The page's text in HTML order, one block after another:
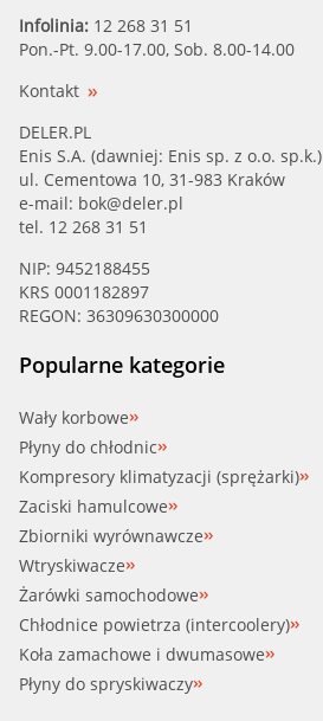
Infolinia: 12 268 31 51
Pon.-Pt. 9.00-17.00, Sob. 8.00-14.00
Kontakt
DELER.PL
Enis S.A. (dawniej: Enis sp. z o.o. sp.k.)
ul. Cementowa 10, 31-983 Kraków
e-mail: bok@deler.pl
tel. 12 268 31 51
NIP: 9452188455
KRS 0001182897
REGON: 36309630300000
Popularne kategorie
Wały korbowe
Płyny do chłodnic
Kompresory klimatyzacji (sprężarki)
Zaciski hamulcowe
Zbiorniki wyrównawcze
Wtryskiwacze
Żarówki samochodowe
Chłodnice powietrza (intercoolery)
Koła zamachowe i dwumasowe
Płyny do spryskiwaczy